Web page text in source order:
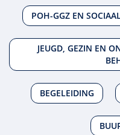
POH-GGZ EN
JEUGD, GEZIN EN
BEGELEIDING